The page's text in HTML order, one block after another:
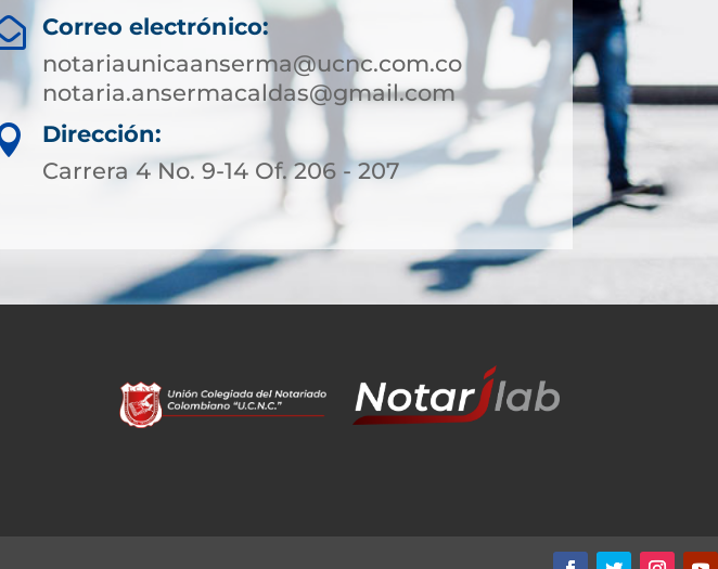
Correo electrónico:
notariaunicaanserma@ucnc.com.co
notaria.ansermacaldas@gmail.com
Dirección:
Carrera 4 No. 9-14 Of. 206 - 207